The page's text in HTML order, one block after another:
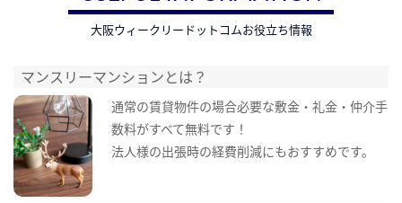
大阪ウィークリードットコムお役立ち情報
マンスリーマンションとは？
通常の賃貸物件の場合必要な敷金・礼金・仲介手
数料がすべて無料です！
法人様の出張時の経費削減にもおすすめです。